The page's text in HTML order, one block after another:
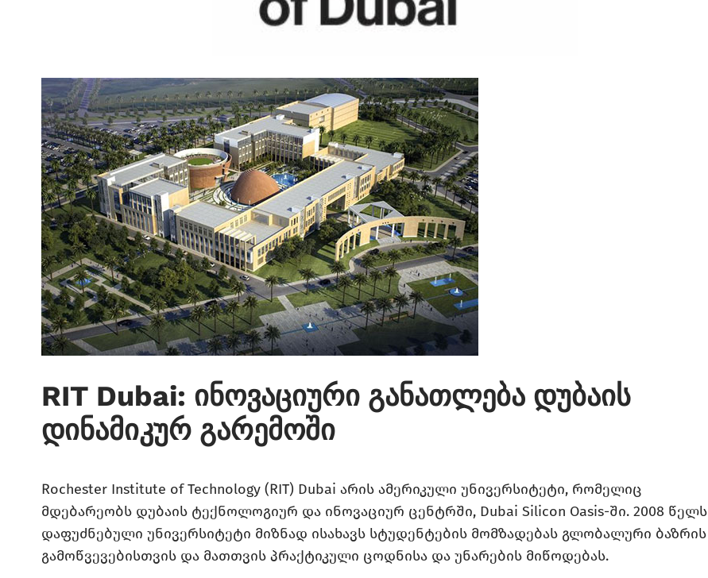
RIT Dubai: ინოვაციური განათლება დუბაის
დინამიკურ გარემოში
Rochester Institute of Technology (RIT) Dubai არის ამერიკული უნივერსიტეტი, რომელიც
მდებარეობს დუბაის ტექნოლოგიურ და ინოვაციურ ცენტრში, Dubai Silicon Oasis-ში. 2008 წელს
დაფუძნებული უნივერსიტეტი მიზნად ისახავს სტუდენტების მომზადებას გლობალური ბაზრის
გამოწვევებისთვის და მათთვის პრაქტიკული ცოდნისა და უნარების მიწოდებას.